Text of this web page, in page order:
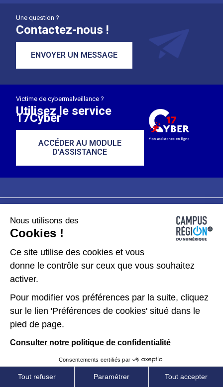
Une question ?
Contactez-nous !
ENVOYER UN MESSAGE
Victime de cybermalveillance ?
Utilisez le service
17Cyber
ACCÉDER AU MODULE
D'ASSISTANCE
Plan du site
Données personnelles
Kit de communication
Accessibilité : partiellement conforme
Nous utilisons des
Cookies !
Ce site utilise des cookies et vous
donne le contrôle sur ceux que vous souhaitez
activer.
Pour modifier vos préférences par la suite, cliquez
sur le lien 'Préférences de cookies' situé dans le
pied de page.
Consulter notre politique de confidentialité
Consentements certifiés par
Tout refuser Paramétrer Tout accepter